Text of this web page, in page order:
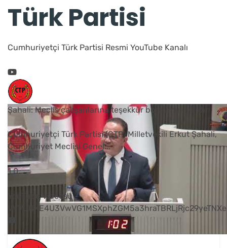
Türk Partisi
Cumhuriyetçi Türk Partisi Resmi YouTube Kanalı
Şahali: Meclis çalışanlarına teşekkür borcumuz vardır
Cumhuriyetçi Türk Partisi (CTP) Milletvekili Erkut Şahali,
Cumhuriyet Meclisi Genel...
1 0
YouTube Videosu